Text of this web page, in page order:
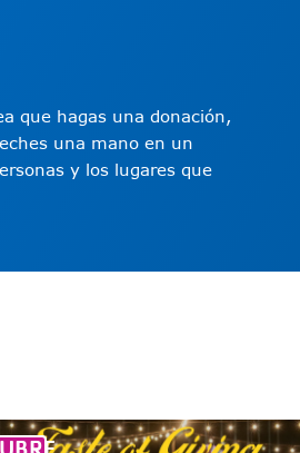
que hagas una donación,
una mano en un
y los lugares que